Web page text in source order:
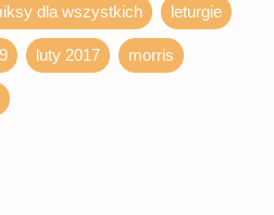
dla wszystkich leturgie
luty 2017 morris